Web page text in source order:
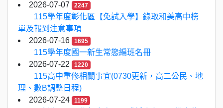
2026-07-07 2247
115學年度彰化區【免試入學】錄取和美高中榜
單及報到注意事項
2026-07-16
1695
115學年度國一新生常態編班名冊
2026-07-22
1220
115高中重修相關事宜(0730更新，高二公民、地
理、數B調整日程)
2026-07-24
1199